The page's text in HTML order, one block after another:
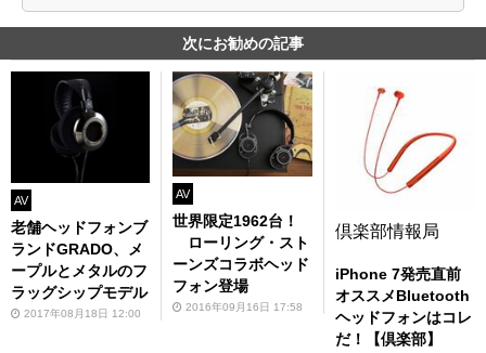
次にお勧めの記事
AV
老舗ヘッドフォンブ
ランドGRADO、メ
ープルとメタルのフ
ラッグシップモデル
2017年08月18日 12:00
AV
世界限定1962台！
ローリング・スト
ーンズコラボヘッド
フォン登場
2016年09月16日 17:58
倶楽部情報局
iPhone 7発売直前
オススメBluetooth
ヘッドフォンはコレ
だ！【倶楽部】